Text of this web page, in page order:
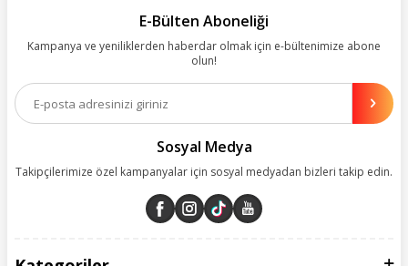
kolay, kusursuz ve keyifli bir alışveriş yolculuğu sunarken deneyiminize
olanakları sunuyoruz. Çalışmalarımızı müşterilerimizin memnuniyetini
esas alarak yürütüyoruz.
E-Bülten Aboneliği
Kampanya ve yeniliklerden haberdar olmak için e-bültenimize abone
olun!
Sosyal Medya
Takipçilerimize özel kampanyalar için sosyal medyadan bizleri takip edin.